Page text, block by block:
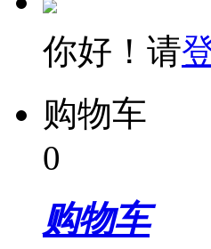
你好！请
购物车
0
购物车